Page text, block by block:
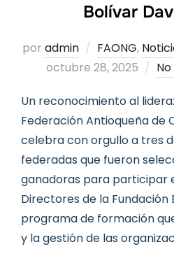
Bolívar
por admin FAONG,
octubre 28, 2025
Un reconocimiento al
Federación Antioqueña de
celebra con orgullo a tres
federadas que fueron
ganadoras para participar
Directores de la Fundación
programa de formación
y la gestión de las